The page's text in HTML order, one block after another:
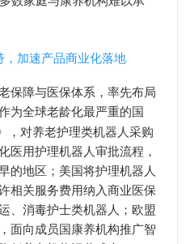
，加速产品商业化落地
保障与医保体系，率先布局
为全球老龄化最严重的国
，对养老护理类机器人采购
医用护理机器人审批流程，
的地区；美国将护理机器人
相关服务费用纳入商业医保
、消毒护士类机器人；欧盟
面向成员国康养机构推广智